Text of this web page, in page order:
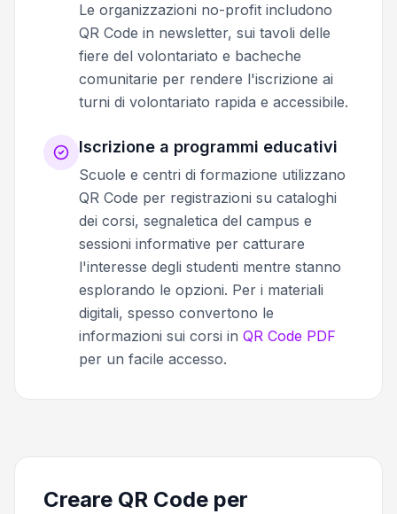
Le organizzazioni no-profit includono
QR Code in newsletter, sui tavoli delle
fiere del volontariato e bacheche
comunitarie per rendere l'iscrizione ai
turni di volontariato rapida e accessibile.
Iscrizione a programmi educativi
Scuole e centri di formazione utilizzano
QR Code per registrazioni su cataloghi
dei corsi, segnaletica del campus e
sessioni informative per catturare
l'interesse degli studenti mentre stanno
esplorando le opzioni. Per i materiali
digitali, spesso convertono le
informazioni sui corsi in QR Code PDF
per un facile accesso.
Creare QR Code per